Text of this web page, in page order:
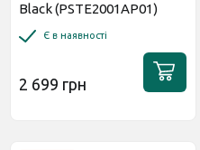
Black (PSTE2001AP01)
Є в наявності
2 699 грн